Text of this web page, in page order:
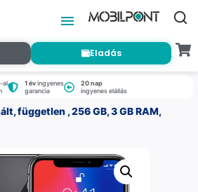
Eladás
-al
1 évingyenes
garancia
20 nap
ingyenes elállás
független , 256 GB, 3 GB RAM,